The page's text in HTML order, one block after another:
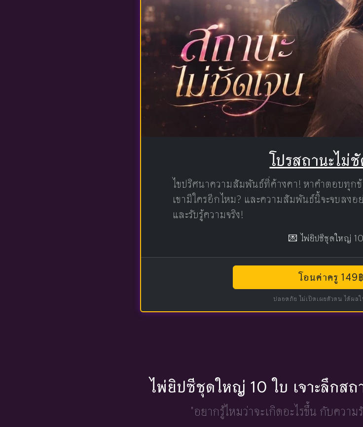
โปรสถานะไม่
ไขปริศนาความสัมพันธ์ที่ค้างคา! หาคำตอบทุกข้
เขามีใครอีกไหม? และความสัมพันธ์นี้จะจบลงอ
และรับรู้ความจริง!
💌 ไพ่ยิปซีชุดใหญ่
โอนค่าครู 149฿
ปลอดภัย ไม่เปิดเผยตัวตน ได้ผล
ไพ่ยิปซีชุดใหญ่ 10 ใบ เจาะลึกส
"อยากรู้ไหมว่าจะเกิดอะไรขึ้น กับความ